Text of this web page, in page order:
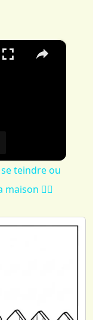
×
teindre ou
👱‍♀️